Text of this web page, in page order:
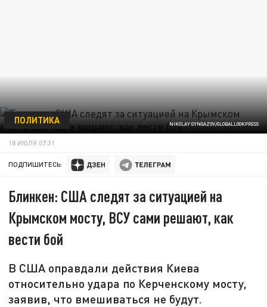
NIKOLAY GYNGAZOV/GLOBALLOOKPRESS
ПОЛИТИКА
18 ИЮЛЯ 07:31
ПОДПИШИТЕСЬ:
Блинкен: США следят за ситуацией на
Крымском мосту, ВСУ сами решают, как
вести бой
В США оправдали действия Киева
относительно удара по Керченскому мосту,
заявив, что вмешиваться не будут.